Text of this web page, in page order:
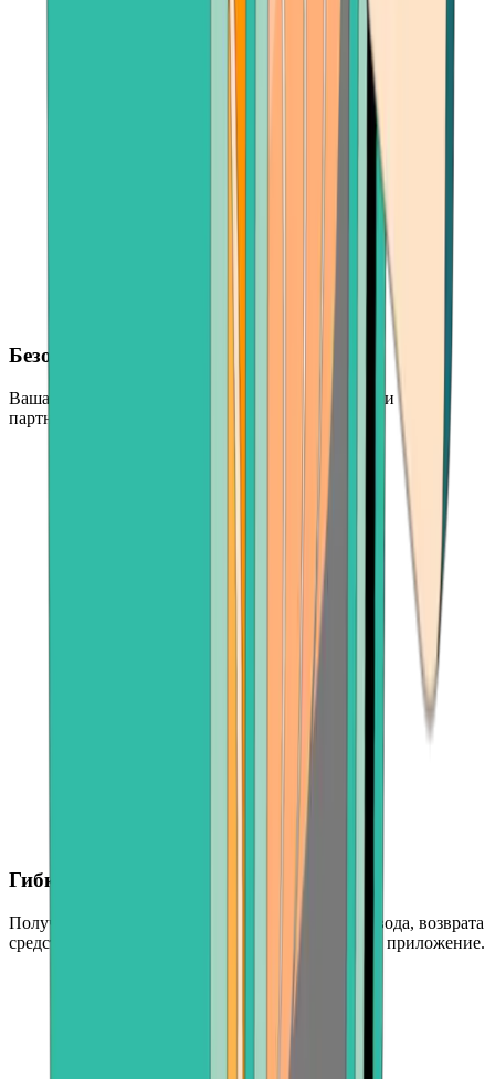
Безопасные транзакции
Ваша продажа защищена надежными платежными
партнерами и надежной системой безопасности.
Гибкие варианты выплат
Получите деньги посредством банковского перевода, возврата
средств по кредитной карте или через платежное приложение.